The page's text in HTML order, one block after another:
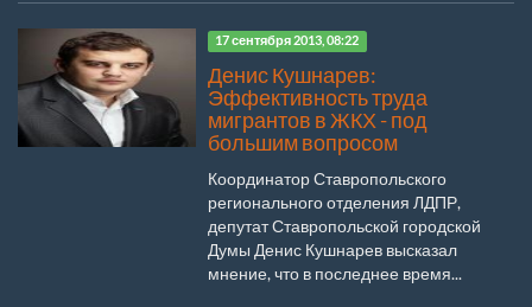
17 сентября 2013, 08:22
Денис Кушнарев:
Эффективность труда
мигрантов в ЖКХ - под
большим вопросом
Координатор Ставропольского
регионального отделения ЛДПР,
депутат Ставропольской городской
Думы Денис Кушнарев высказал
мнение, что в последнее время...